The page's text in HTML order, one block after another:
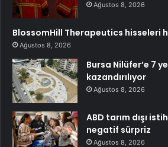
Ağustos 8, 2026
BlossomHill Therapeutics hisseleri
Ağustos 8, 2026
Bursa Nilüfer’e 7
kazandırılıyor
Ağustos 8, 2026
ABD tarım dışı
negatif sürpriz
Ağustos 8, 2026